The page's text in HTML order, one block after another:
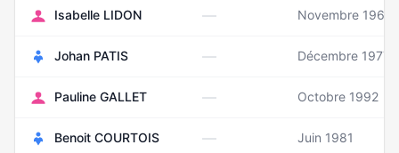
Isabelle LIDON — Novembre 1967
Johan PATIS — Décembre 1977
Pauline GALLET — Octobre 1992
Benoit COURTOIS — Juin 1981